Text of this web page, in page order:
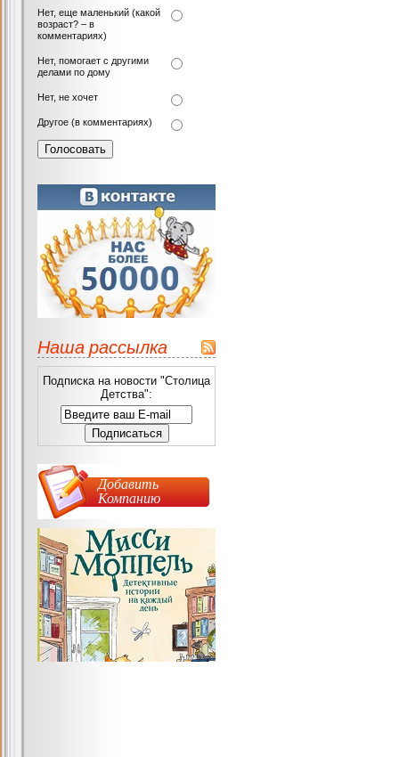
Нет, еще маленький (какой
возраст? – в
комментариях)
Нет, помогает с другими
делами по дому
Нет, не хочет
Другое (в комментариях)
Наша рассылка
Подписка на новости "Столица
Детства":
Добавить
Компанию